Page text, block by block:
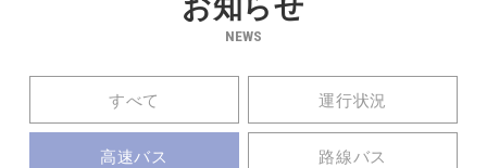
NEWS
すべて 運行状況
高速バス 路線バス